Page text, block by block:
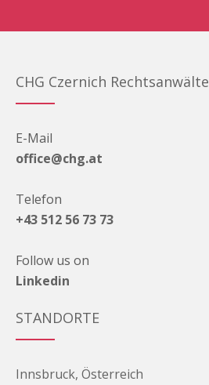
CHG Czernich Rechtsanwälte
E-Mail
office@chg.at
Telefon
+43 512 56 73 73
Follow us on
Linkedin
STANDORTE
Innsbruck, Österreich